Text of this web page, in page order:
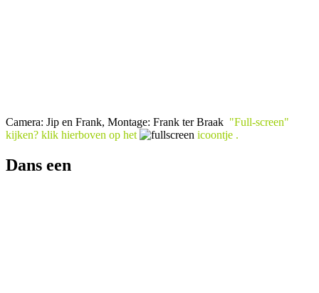
Camera: Jip en Frank, Montage: Frank ter Braak "Full-screen"
kijken? klik hierboven op het icoontje .
Dans een